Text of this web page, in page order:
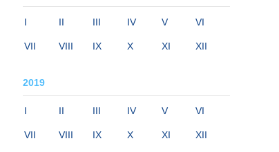
I II III IV V VI
VII VIII IX X XI XII
2019
I II III IV V VI
VII VIII IX X XI XII